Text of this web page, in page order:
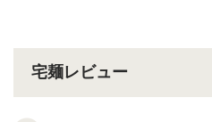
宅麺レビュー